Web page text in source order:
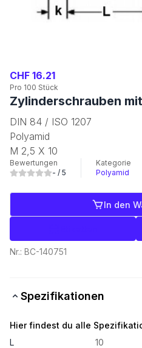
CHF 16.21
Pro 100 Stück
Zylinderschrauben
DIN 84 / ISO 1207
Polyamid
M 2,5 X 10
Bewertungen
- / 5
Kategorie
Polyamid
In den
Nr.: BC-140751
Spezifikationen
Hier findest du alle
L
10